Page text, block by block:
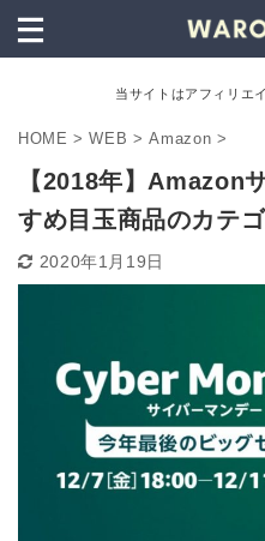
当サイトはアフィリエ
HOME > WEB > Amazon >
【2018年】Amazon
すめ目玉商品のカテ
2020年1月19日